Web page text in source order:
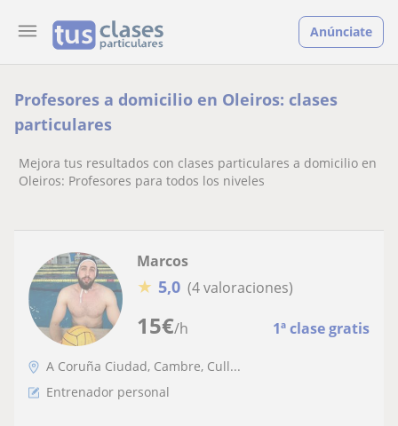
Anúnciate
Profesores a domicilio en Oleiros: clases
particulares
Mejora tus resultados con clases particulares a domicilio en
Oleiros: Profesores para todos los niveles
15€/h 1ª clase gratis
Marcos
★ 5,0 (4 valoraciones)
A Coruña Ciudad, Cambre, Cull...
Entrenador personal